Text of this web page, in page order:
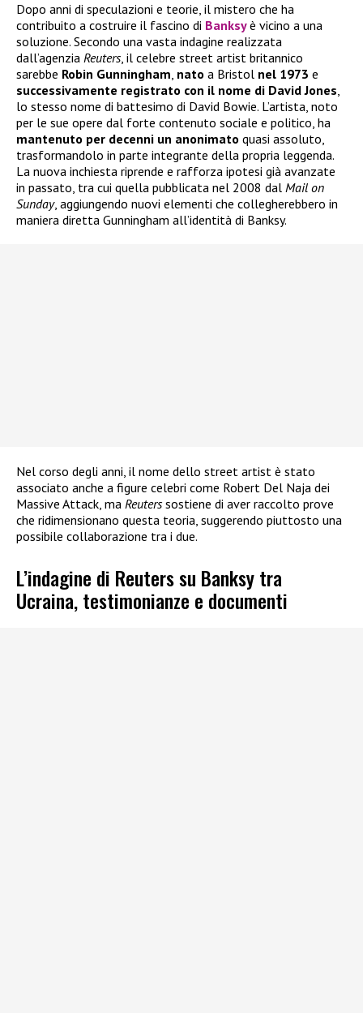
Dopo anni di speculazioni e teorie, il mistero che ha
contribuito a costruire il fascino di Banksyè vicino a una
soluzione. Secondo una vasta indagine realizzata
dall’agenzia Reuters, il celebre street artist britannico
sarebbe Robin Gunningham, nato a Bristol nel 1973 e
successivamente registrato con il nome di David Jones,
lo stesso nome di battesimo di David Bowie. L’artista, noto
per le sue opere dal forte contenuto sociale e politico, ha
mantenuto per decenni un anonimato quasi assoluto,
trasformandolo in parte integrante della propria leggenda.
La nuova inchiesta riprende e rafforza ipotesi già avanzate
in passato, tra cui quella pubblicata nel 2008 dal Mail on
Sunday, aggiungendo nuovi elementi che collegherebbero in
maniera diretta Gunningham all’identità di Banksy.
Nel corso degli anni, il nome dello street artist è stato
associato anche a figure celebri come Robert Del Naja dei
Massive Attack, ma Reuterssostiene di aver raccolto prove
che ridimensionano questa teoria, suggerendo piuttosto una
possibile collaborazione tra i due.
L’indagine di Reuters su Banksy tra
Ucraina, testimonianze e documenti